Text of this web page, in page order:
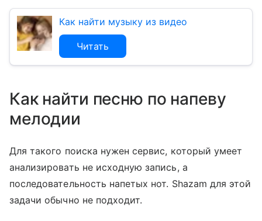
Как найти музыку из видео
Читать
Как найти песню по напеву
мелодии
Для такого поиска нужен сервис, который умеет
анализировать не исходную запись, а
последовательность напетых нот. Shazam для этой
задачи обычно не подходит.